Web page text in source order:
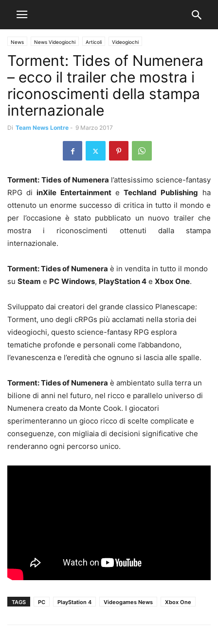
News News Videogiochi Articoli Videogiochi
Torment: Tides of Numenera
– ecco il trailer che mostra i
riconoscimenti della stampa
internazionale
Di Team News Lontre - 9 Marzo 2017
Torment: Tides of Numenera l’attesissimo science-fantasy
RPG di inXile Entertainmente Techland Publishing ha
ottenuto un enorme successo di critica in tutto il mondo e
per l’occasione è stato pubblicato un nuovo trailer che
mostra i riconoscimenti ottenuti dalla stampa
internazionale.
Torment: Tides of Numenera è in vendita in tutto il mondo
su Steam e PC Windows, PlayStation 4 e Xbox One.
Sviluppato dai creatori del grande classico Planescape:
Torment, uno degli cRPGs più acclamati nella storia dei
videogiochi, questo science-fantasy RPG esplora
tematiche profonde e personali come l’abbandono,
l’evanescenza e l’eredità che ognuno si lascia alle spalle.
Torment: Tides of Numenera è ambientato sulla terra un
bilione di anni nel futuro, nel ricco e parallelo universo di
Numenera creato da Monte Cook. I giocatori
sperimenteranno un gioco ricco di scelte complicate e
conseguenze, con migliaia di decisioni significative che
renderanno ogni percorso unico.
TAGS PC PlayStation 4 Videogames News Xbox One